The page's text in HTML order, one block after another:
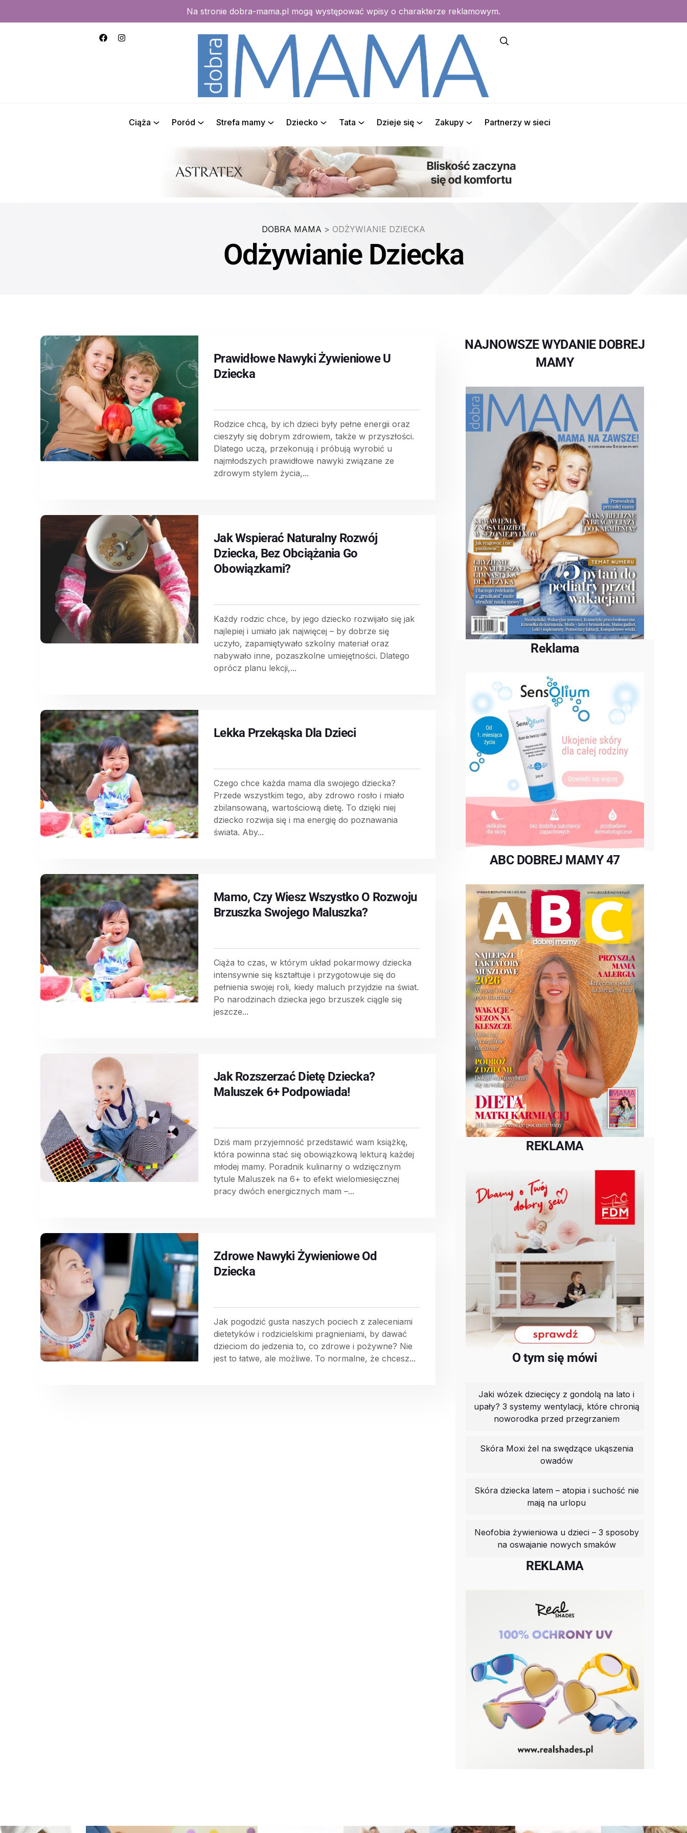
Na stronie dobra-mama.pl mogą występować wpisy o charakterze reklamowym.
Ciąża Poród Strefa mamy Dziecko Tata Dzieje się Zakupy Partnerzy w sieci
DOBRA MAMA > ODŻYWIANIE DZIECKA
Odżywianie Dziecka
Prawidłowe Nawyki Żywieniowe U
Dziecka
Rodzice chcą, by ich dzieci były pełne energii oraz
cieszyły się dobrym zdrowiem, także w przyszłości.
Dlatego uczą, przekonują i próbują wyrobić u
najmłodszych prawidłowe nawyki związane ze
zdrowym stylem życia,...
Jak Wspierać Naturalny Rozwój
Dziecka, Bez Obciążania Go
Obowiązkami?
Każdy rodzic chce, by jego dziecko rozwijało się jak
najlepiej i umiało jak najwięcej – by dobrze się
uczyło, zapamiętywało szkolny materiał oraz
nabywało inne, pozaszkolne umiejętności. Dlatego
oprócz planu lekcji,...
Lekka Przekąska Dla Dzieci
Czego chce każda mama dla swojego dziecka?
Przede wszystkim tego, aby zdrowo rosło i miało
zbilansowaną, wartościową dietę. To dzięki niej
dziecko rozwija się i ma energię do poznawania
świata. Aby...
Mamo, Czy Wiesz Wszystko O Rozwoju
Brzuszka Swojego Maluszka?
Ciąża to czas, w którym układ pokarmowy dziecka
intensywnie się kształtuje i przygotowuje się do
pełnienia swojej roli, kiedy maluch przyjdzie na świat.
Po narodzinach dziecka jego brzuszek ciągle się
jeszcze...
Jak Rozszerzać Dietę Dziecka?
Maluszek 6+ Podpowiada!
Dziś mam przyjemność przedstawić wam książkę,
która powinna stać się obowiązkową lekturą każdej
młodej mamy. Poradnik kulinarny o wdzięcznym
tytule Maluszek na 6+ to efekt wielomiesięcznej
pracy dwóch energicznych mam –...
Zdrowe Nawyki Żywieniowe Od
Dziecka
Jak pogodzić gusta naszych pociech z zaleceniami
dietetyków i rodzicielskimi pragnieniami, by dawać
dzieciom do jedzenia to, co zdrowe i pożywne? Nie
jest to łatwe, ale możliwe. To normalne, że chcesz...
NAJNOWSZE WYDANIE DOBREJ
MAMY
Reklama
ABC DOBREJ MAMY 47
REKLAMA
O tym się mówi
Jaki wózek dziecięcy z gondolą na lato i
upały? 3 systemy wentylacji, które chronią
noworodka przed przegrzaniem
Skóra Moxi żel na swędzące ukąszenia
owadów
Skóra dziecka latem – atopia i suchość nie
mają na urlopu
Neofobia żywieniowa u dzieci – 3 sposoby
na oswajanie nowych smaków
REKLAMA